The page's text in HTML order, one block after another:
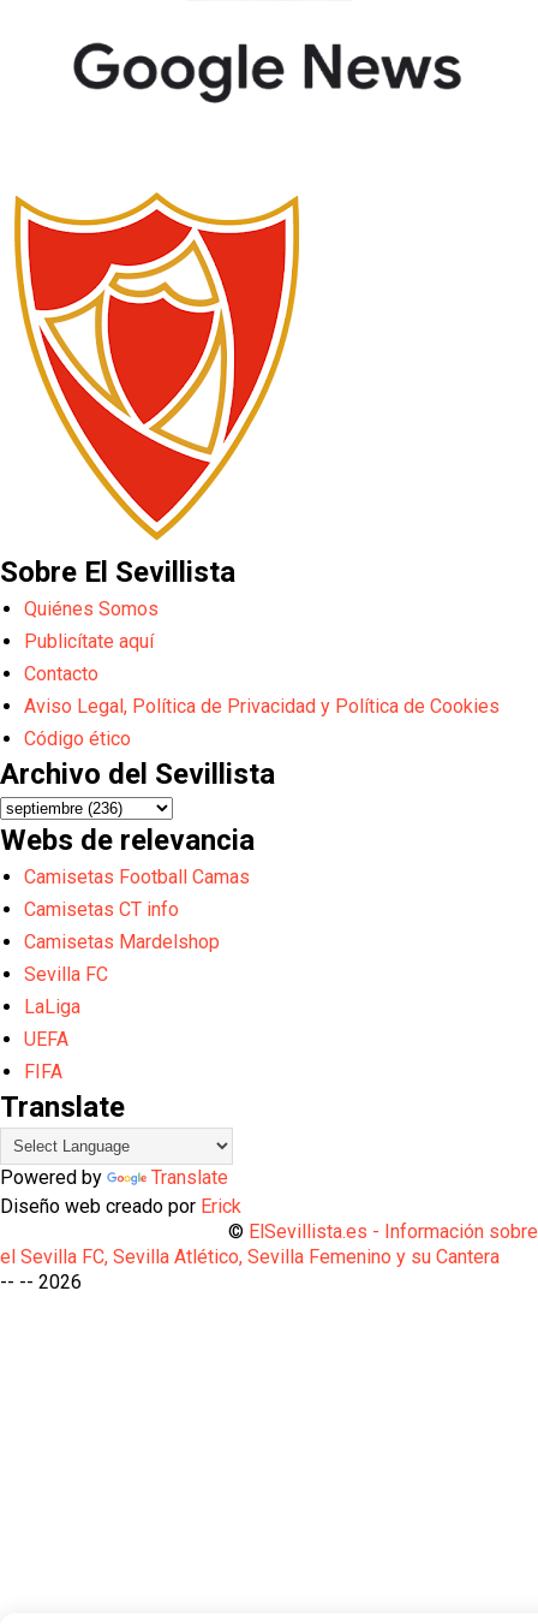
Sobre El Sevillista
Quiénes Somos
Publicítate aquí
Contacto
Aviso Legal, Política de Privacidad y Política de Cookies
Código ético
Archivo del Sevillista
Webs de relevancia
Camisetas Football Camas
Camisetas CT info
Camisetas Mardelshop
Sevilla FC
LaLiga
UEFA
FIFA
Translate
Powered by
Translate
Diseño web creado por Erick
© ElSevillista.es - Información sobre
el Sevilla FC, Sevilla Atlético, Sevilla Femenino y su Cantera
-- -- 2026